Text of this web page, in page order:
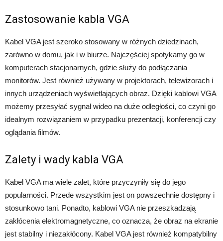
Zastosowanie kabla VGA
Kabel VGA jest szeroko stosowany w różnych dziedzinach,
zarówno w domu, jak i w biurze. Najczęściej spotykamy go w
komputerach stacjonarnych, gdzie służy do podłączania
monitorów. Jest również używany w projektorach, telewizorach i
innych urządzeniach wyświetlających obraz. Dzięki kablowi VGA
możemy przesyłać sygnał wideo na duże odległości, co czyni go
idealnym rozwiązaniem w przypadku prezentacji, konferencji czy
oglądania filmów.
Zalety i wady kabla VGA
Kabel VGA ma wiele zalet, które przyczyniły się do jego
popularności. Przede wszystkim jest on powszechnie dostępny i
stosunkowo tani. Ponadto, kablowi VGA nie przeszkadzają
zakłócenia elektromagnetyczne, co oznacza, że obraz na ekranie
jest stabilny i niezakłócony. Kabel VGA jest również kompatybilny